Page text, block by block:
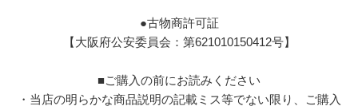
●古物商許可証
【大阪府公安委員会：第621010150412号】
■ご購入の前にお読みください
・当店の明らかな商品説明の記載ミス等でない限り、ご購入